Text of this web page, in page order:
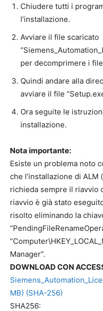
Chiudere tutti i
l’installazione.
Avviare il file scaricato
per decomprimere i
Quindi andare alla
avviare il file
Ora seguite le
installazione.
Nota importante:
Esiste un problema noto
che l’installazione di
richieda sempre il riavvio
riavvio è già stato
risolto eliminando la
Manager”.
DOWNLOAD CON
MB) (SHA-256)
SHA256: